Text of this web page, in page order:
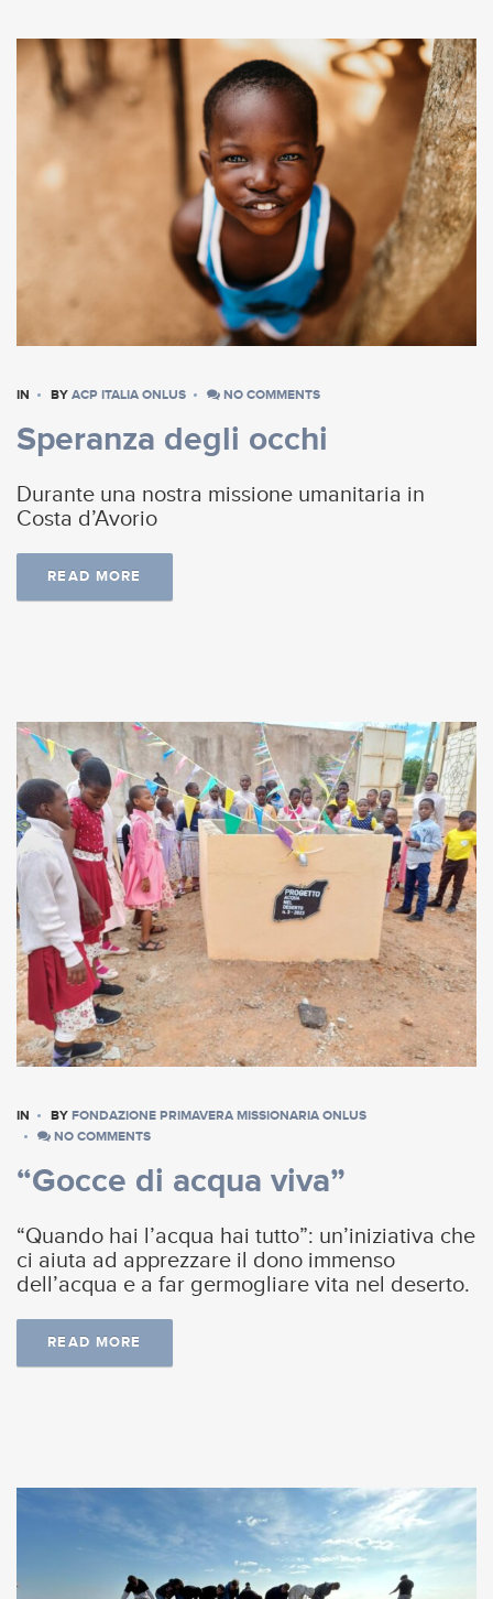
IN BY ACP ITALIA ONLUS NO COMMENTS
Speranza degli occhi
Durante una nostra missione umanitaria in
Costa d’Avorio
READ MORE
IN BY FONDAZIONE PRIMAVERA MISSIONARIA ONLUS
NO COMMENTS
“Gocce di acqua viva”
“Quando hai l’acqua hai tutto”: un’iniziativa che
ci aiuta ad apprezzare il dono immenso
dell’acqua e a far germogliare vita nel deserto.
READ MORE